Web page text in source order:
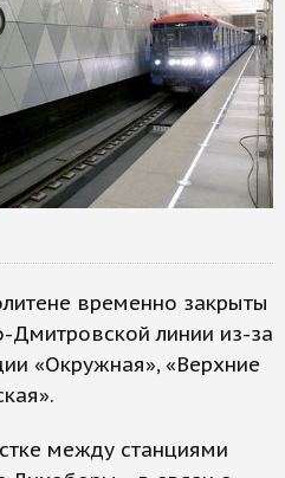
временно закрыты
Дмитровской линии из-за
«Окружная», «Верхние
между станциями